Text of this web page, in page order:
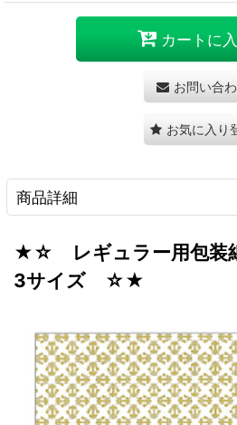
カートに
お問い合
お気に入り
商品詳細
★☆ レギュラー用包
3サイズ ☆★